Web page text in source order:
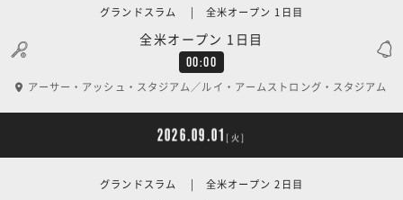
00:00
全米オープン 1日目
グランドスラム | 全米オープン 1日目
アーサー・アッシュ・スタジアム／ルイ・アームストロング・スタジアム
2026.09.01 [火]
グランドスラム | 全米オープン 2日目